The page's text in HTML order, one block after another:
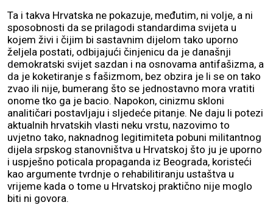
Ta i takva Hrvatska ne pokazuje, međutim, ni volje, a ni
sposobnosti da se prilagodi standardima svijeta u
kojem živi i čijim bi sastavnim dijelom tako uporno
željela postati, odbijajući činjenicu da je današnji
demokratski svijet sazdan i na osnovama antifašizma, a
da je koketiranje s fašizmom, bez obzira je li se on tako
zvao ili nije, bumerang što se jednostavno mora vratiti
onome tko ga je bacio. Napokon, cinizmu skloni
analitičari postavljaju i sljedeće pitanje. Ne daju li potezi
aktualnih hrvatskih vlasti neku vrstu, nazovimo to
uvjetno tako, naknadnog legitimiteta pobuni militantnog
dijela srpskog stanovništva u Hrvatskoj što ju je uporno
i uspješno poticala propaganda iz Beograda, koristeći
kao argumente tvrdnje o rehabilitiranju ustaštva u
vrijeme kada o tome u Hrvatskoj praktično nije moglo
biti ni govora.